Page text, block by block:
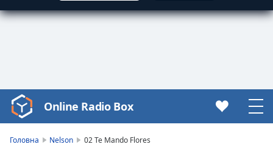
Video
Player
Online Radio Box
Головна Nelson 02 Te Mando Flores